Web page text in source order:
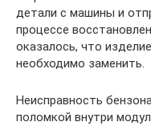
детали с машины и
процессе
оказалось, что
необходимо заменить.
Неисправность
поломкой внутри